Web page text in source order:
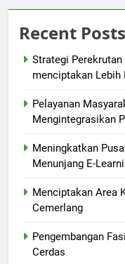
Recent Posts
Strategi
menciptakan
Pelayanan
Mengintegrasikan
Meningkatkan
Menunjang E-
Menciptakan Area
Cemerlang
Pengembangan
Cerdas